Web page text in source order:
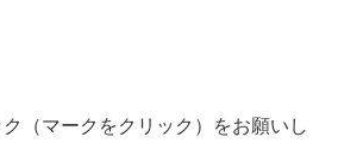
（マークをクリック）をお願いし